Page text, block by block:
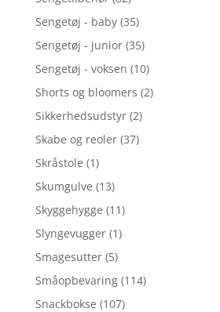
Sengetøj - baby (35)
Sengetøj - junior (35)
Sengetøj - voksen (10)
Shorts og bloomers (2)
Sikkerhedsudstyr (2)
Skabe og reoler (37)
Skråstole (1)
Skumgulve (13)
Skyggehygge (11)
Slyngevugger (1)
Smagesutter (5)
Småopbevaring (114)
Snackbokse (107)